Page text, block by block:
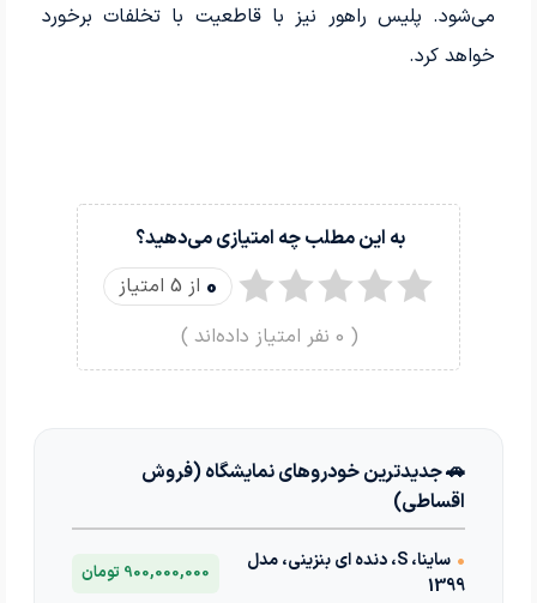
می‌شود. پلیس راهور نیز با قاطعیت با تخلفات برخورد
خواهد کرد.
به این مطلب چه امتیازی می‌دهید؟
0 از 5 امتیاز
(
0 نفر امتیاز داده‌اند )
🚗 جدیدترین خودروهای نمایشگاه (فروش
اقساطی)
•
ساینا، S، دنده ای بنزینی، مدل
1399
900,000,000 تومان